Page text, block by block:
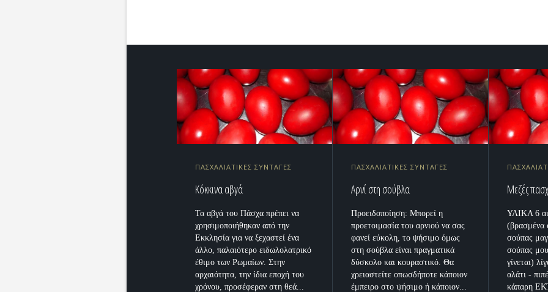
ΠΑΣΧΑΛΙΑΤΙΚΕΣ ΣΥΝΤΑΓΕΣ
Κόκκινα αβγά
Τα αβγά του Πάσχα πρέπει να
χρησιμοποιήθηκαν από την
Εκκλησία για να ξεχαστεί ένα
άλλο, παλαιότερο ειδωλολατρικό
έθιμο των Ρωμαίων. Στην
αρχαιότητα, την ίδια εποχή του
χρόνου, προσέφεραν στη θεά...
ΠΑΣΧΑΛΙΑΤΙΚΕΣ ΣΥΝΤΑΓΕΣ
Αρνί στη σούβλα
Προειδοποίηση: Μπορεί η
προετοιμασία του αρνιού να σας
φανεί εύκολη, το ψήσιμο όμως
στη σούβλα είναι πραγματικά
δύσκολο και κουραστικό. Θα
χρειαστείτε οπωσδήποτε κάποιον
έμπειρο στο ψήσιμο ή κάποιον...
Μεζές
ΥΛΙΚΑ 6
(βρασμένα
σούπας
σούπας
γίνεται)
αλάτι -
κάπαρη